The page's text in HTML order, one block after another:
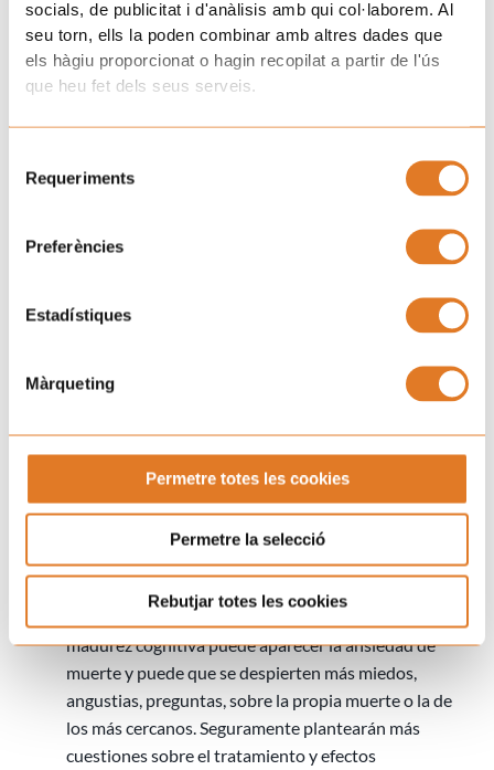
socials, de publicitat i d'anàlisis amb qui col·laborem. Al
seu torn, ells la poden combinar amb altres dades que
els hàgiu proporcionat o hagin recopilat a partir de l'ús
que heu fet dels seus serveis.
Requeriments
Preferències
Estadístiques
Màrqueting
Permetre totes les cookies
Permetre la selecció
Rebutjar totes les cookies
De 7 a 12 años
En esta etapa de desarrollo pueden seguir sintiendo
los temores y preocupaciones propias de los
sociales y de los cambios físicos que conlleva la
enfermedad. Esto supone una mayor dificultad
muerte, y los posibles cambios en el entorno social.
A partir de los 7 años, la comprensión por parte de
los niños/as de lo que implica la enfermedad y el
explicación un poco más detallada, para poder
disipar sus dudas y preocupaciones sobre cómo
puede afectarles el cáncer. Su curiosidad por conocer
aumentan su comprensión de la enfermedad. Lo que
no entienden es que los tratamientos deban ser
dolorosos y que, en ocasiones, se encuentren peor
que antes, una vez administrados.
A partir de los 10 años, debido a cierto grado de
madurez cognitiva puede aparecer la ansiedad de
muerte y puede que se despierten más miedos,
angustias, preguntas, sobre la propia muerte o la de
los más cercanos. Seguramente plantearán más
cuestiones sobre el tratamiento y efectos